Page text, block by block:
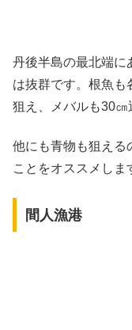
丹後半島の最北端に
は抜群です。根魚も
狙え、メバルも30㎝
他にも青物も狙える
ことをオススメしま
間人漁港